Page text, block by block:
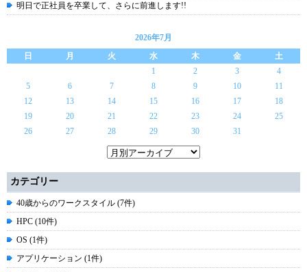
明日で正社員を卒業して、さらに前進します!!
2026年7月
日
月 火 水 木 金
土
1
2 3
4
5
6 7 8 9 10
11
12
13 14 15 16 17
18
19
20 21 22 23 24
25
26
27 28 29 30 31
カテゴリー
40歳からのワークスタイル (7件)
HPC (10件)
OS (1件)
アプリケーション (1件)